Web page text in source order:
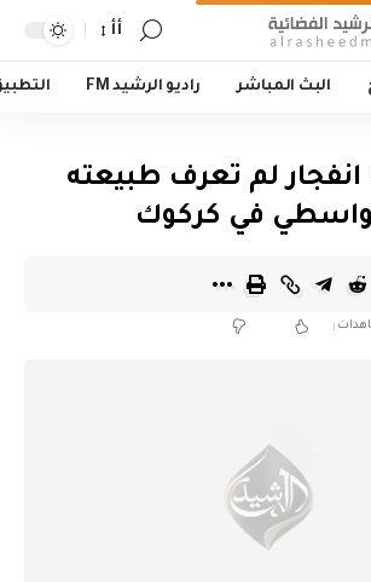
أأ
البث المباشر راديو الرشيد FM
لم تعرف طبيعته
في كركوك